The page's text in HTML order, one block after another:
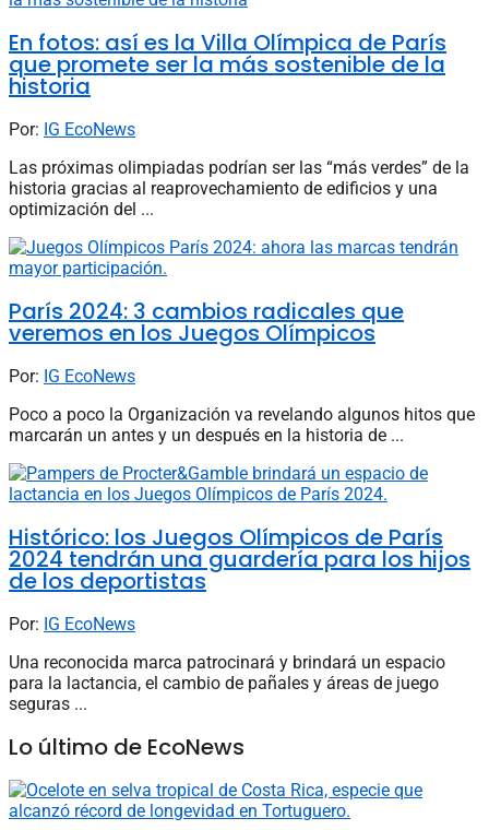
En fotos: así es la Villa Olímpica de París
que promete ser la más sostenible de la
historia
Por: IG EcoNews
Las próximas olimpiadas podrían ser las “más verdes” de la
historia gracias al reaprovechamiento de edificios y una
optimización del ...
París 2024: 3 cambios radicales que
veremos en los Juegos Olímpicos
Por: IG EcoNews
Poco a poco la Organización va revelando algunos hitos que
marcarán un antes y un después en la historia de ...
Histórico: los Juegos Olímpicos de París
2024 tendrán una guardería para los hijos
de los deportistas
Por: IG EcoNews
Una reconocida marca patrocinará y brindará un espacio
para la lactancia, el cambio de pañales y áreas de juego
seguras ...
Lo último de EcoNews